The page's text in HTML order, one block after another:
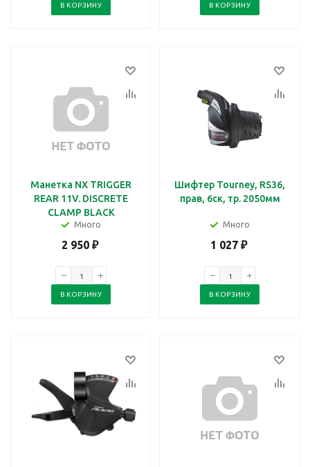
В КОРЗИНУ В КОРЗИНУ
Манетка NX TRIGGER
REAR 11V. DISCRETE
CLAMP BLACK
Много
2 950₽
В КОРЗИНУ
Шифтер Tourney, RS36,
прав, 6ск, тр. 2050мм
Много
1 027₽
В КОРЗИНУ